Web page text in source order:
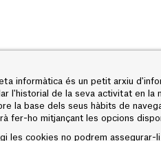
informàtica és un petit arxiu
l'historial de la seva activitat en la
la base dels seus hàbits de
fer-ho mitjançant les opcions
les cookies no podrem